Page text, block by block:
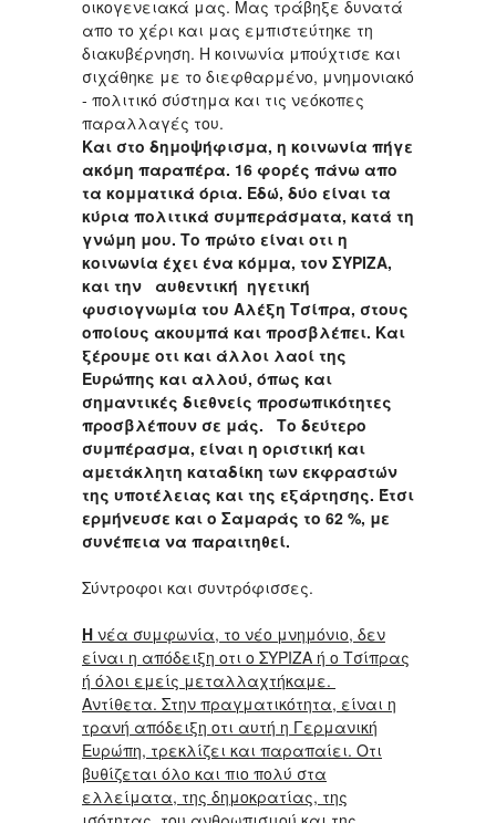
οικογενειακά μας. Μας τράβηξε δυνατά
απο το χέρι και μας εμπιστεύτηκε τη
διακυβέρνηση. Η κοινωνία μπούχτισε και
σιχάθηκε με το διεφθαρμένο, μνημονιακό
- πολιτικό σύστημα και τις νεόκοπες
παραλλαγές του.
Και στο δημοψήφισμα, η κοινωνία πήγε
ακόμη παραπέρα. 16 φορές πάνω απο
τα κομματικά όρια. Εδώ, δύο είναι τα
κύρια πολιτικά συμπεράσματα, κατά τη
γνώμη μου. Το πρώτο είναι οτι η
κοινωνία έχει ένα κόμμα, τον ΣΥΡΙΖΑ,
και την αυθεντική ηγετική
φυσιογνωμία του Αλέξη Τσίπρα, στους
οποίους ακουμπά και προσβλέπει. Και
ξέρουμε οτι και άλλοι λαοί της
Ευρώπης και αλλού, όπως και
σημαντικές διεθνείς προσωπικότητες
προσβλέπουν σε μάς. Το δεύτερο
συμπέρασμα, είναι η οριστική και
αμετάκλητη καταδίκη των εκφραστών
της υποτέλειας και της εξάρτησης. Έτσι
ερμήνευσε και ο Σαμαράς το 62 %, με
συνέπεια να παραιτηθεί.
Σύντροφοι και συντρόφισσες.
Η νέα συμφωνία, το νέο μνημόνιο, δεν
είναι η απόδειξη οτι ο ΣΥΡΙΖΑ ή ο Τσίπρας
ή όλοι εμείς μεταλλαχτήκαμε.
Αντίθετα. Στην πραγματικότητα, είναι η
τρανή απόδειξη οτι αυτή η Γερμανική
Ευρώπη, τρεκλίζει και παραπαίει. Οτι
βυθίζεται όλο και πιο πολύ στα
ελλείματα, της δημοκρατίας, της